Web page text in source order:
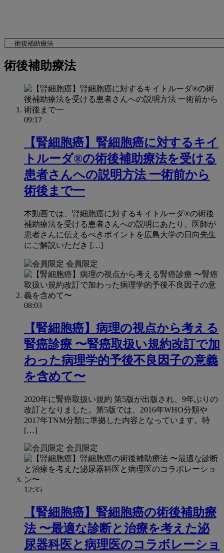
Navigate
関
連
術後補助療法
09:17
【腎細胞癌】腎細胞癌に対するキイ
トルーダ®の術後補助療法を受ける
患者さんへの説明方法 一術前から
術後まで一
本動画では、腎細胞癌に対するキイトルーダ®の術後
補助療法を受ける患者さんへの説明にあたり、医師が
患者さんに伝えるべきポイントを広島大学の日向先生
にご解説いただき […]
会員限定
08:03
【腎細胞癌】病理の視点から考える
腎癌診療 〜腎癌取扱い規約改訂で加
わった病理学的予後不良因⼦の意義
を含めて〜
2020年に腎癌取扱い規約 第5版が出版され、9年ぶりの
改訂となりました。第5版では、2016年WHO分類や
2017年TNM分類に準拠した内容となっています。特
[…]
会員限定
12:35
【腎細胞癌】腎細胞癌の術後補助療
法 〜最適な診断と治療を考えた泌
尿器科医と病理医のコラボレーショ